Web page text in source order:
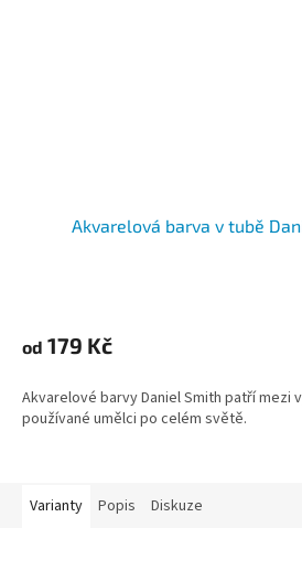
Akvarelová barva v tubě
od 179 Kč
Akvarelové barvy Daniel Smith patří mezi
používané umělci po celém světě.
Varianty Popis Diskuze